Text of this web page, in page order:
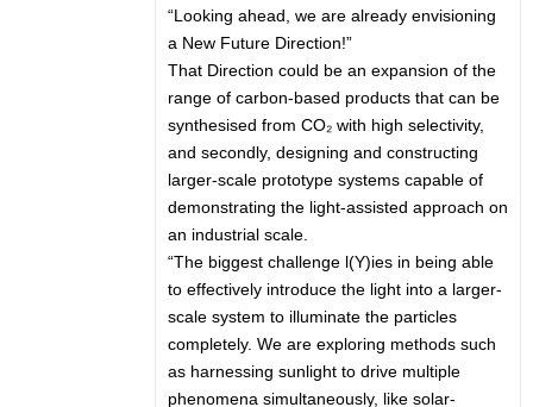
“Looking ahead, we are already envisioning
a New Future Direction!”
That Direction could be an expansion of the
range of carbon-based products that can be
synthesised from CO₂ with high selectivity,
and secondly, designing and constructing
larger-scale prototype systems capable of
demonstrating the light-assisted approach on
an industrial scale.
“The biggest challenge l(Y)ies in being able
to effectively introduce the light into a larger-
scale system to illuminate the particles
completely. We are exploring methods such
as harnessing sunlight to drive multiple
phenomena simultaneously, like solar-